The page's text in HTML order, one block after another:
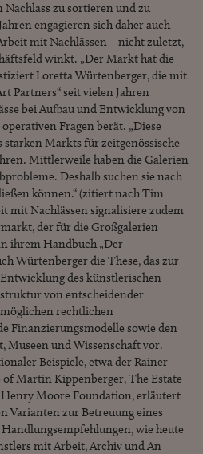
zu sortieren und zu
engagieren sich daher auch
mit Nachlässen – nicht zuletzt,
winkt. „Der Markt hat die
Loretta Würtenberger, die mit
Partners“ seit vielen Jahren
bei Aufbau und Entwicklung von
Fragen berät. „Diese
starken Markts für zeitgenössische
Mittlerweile haben die Galerien
Deshalb suchen sie nach
können.“ (zitiert nach Tim
mit Nachlässen signalisiere zudem
der für die Großgalerien
ihrem Handbuch „Der
Würtenberger die These, das zur
des künstlerischen
von entscheidender
rechtlichen
Finanzierungsmodelle sowie den
und Wissenschaft vor.
Beispiele, etwa der Rainer
of Martin Kippenberger, The Estate
Moore Foundation, erläutert
Varianten zur Betreuung eines
wie heute
mit Arbeit, Archiv und An